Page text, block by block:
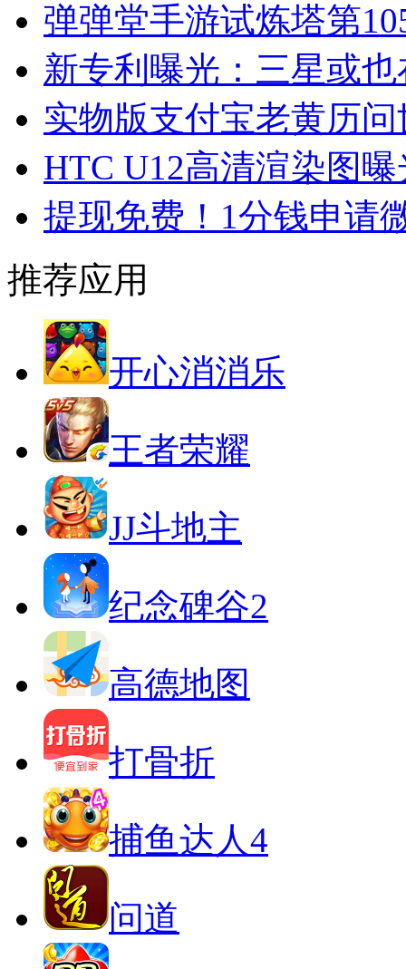
弹弹堂手游试炼塔第
新专利曝光：三星或
实物版支付宝老黄历
HTC U12高清渲染图
提现免费！1分钱申请
推荐应用
开心消消乐
王者荣耀
JJ斗地主
纪念碑谷2
高德地图
打骨折
捕鱼达人4
问道